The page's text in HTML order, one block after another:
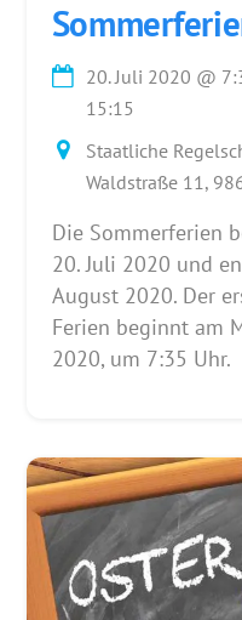
20. Juli 2020 @
15:15
Staatliche
Waldstraße 11,
Die Sommerferien
20. Juli 2020 und
August 2020. Der
Ferien beginnt am
2020, um 7:35 Uhr.